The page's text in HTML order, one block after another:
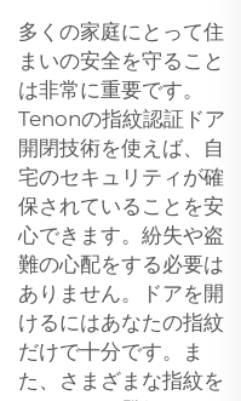
多くの家庭にとって住
まいの安全を守ること
は非常に重要です。
Tenonの指紋認証ドア
開閉技術を使えば、自
宅のセキュリティが確
保されていることを安
心できます。紛失や盗
難の心配をする必要は
ありません。ドアを開
けるにはあなたの指紋
だけで十分です。ま
た、さまざまな指紋を